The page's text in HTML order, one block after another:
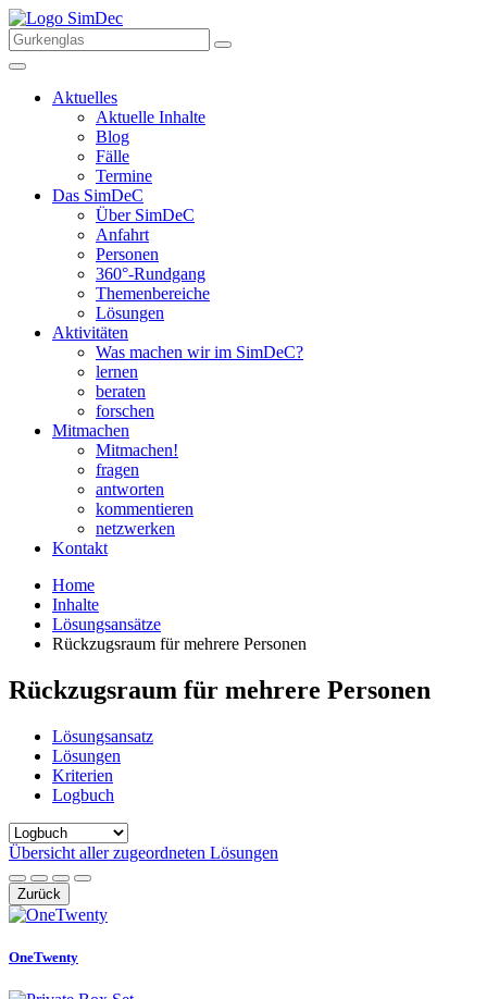
Aktuelles
Aktuelle Inhalte
Blog
Fälle
Termine
Das SimDeC
Über SimDeC
Anfahrt
Personen
360°-Rundgang
Themenbereiche
Lösungen
Aktivitäten
Was machen wir im SimDeC?
lernen
beraten
forschen
Mitmachen
Mitmachen!
fragen
antworten
kommentieren
netzwerken
Kontakt
Home
Inhalte
Lösungsansätze
Rückzugsraum für mehrere Personen
Rückzugsraum für mehrere Personen
Lösungsansatz
Lösungen
Kriterien
Logbuch
Übersicht aller zugeordneten Lösungen
Zurück
OneTwenty